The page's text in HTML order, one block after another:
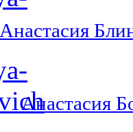
Анастасия
Анастасия